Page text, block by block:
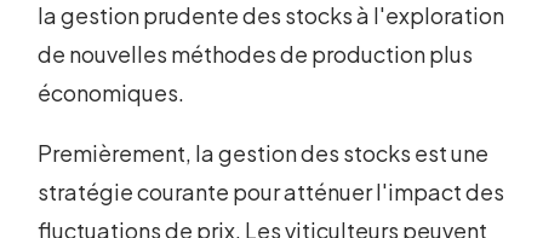
la gestion prudente des stocks à l'exploration
de nouvelles méthodes de production plus
économiques.
Premièrement, la gestion des stocks est une
stratégie courante pour atténuer l'impact des
fluctuations de prix. Les viticulteurs peuvent